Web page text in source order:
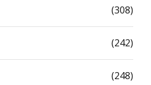
(308)
(242)
(248)